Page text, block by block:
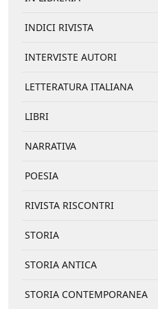
INDICI RIVISTA
INTERVISTE AUTORI
LETTERATURA ITALIANA
LIBRI
NARRATIVA
POESIA
RIVISTA RISCONTRI
STORIA
STORIA ANTICA
STORIA CONTEMPORANEA